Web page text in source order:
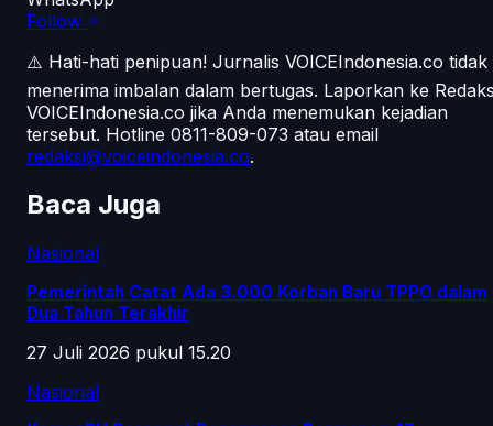
Follow
⚠️ Hati-hati penipuan! Jurnalis VOICEIndonesia.co tidak
menerima imbalan dalam bertugas. Laporkan ke
VOICEIndonesia.co jika Anda menemukan kejadian
tersebut. Hotline 0811-809-073 atau email
redaksi@voiceindonesia.co.
Baca Juga
Nasional
Pemerintah Catat Ada 3.000 Korban Baru TPPO dalam
Dua Tahun Terakhir
27 Juli 2026 pukul 15.20
Nasional